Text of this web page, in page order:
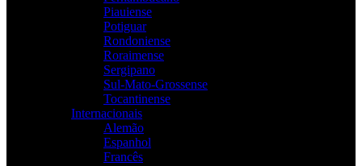
Piauiense
Potiguar
Rondoniense
Roraimense
Sergipano
Sul-Mato-Grossense
Tocantinense
Internacionais
Alemão
Espanhol
Francês